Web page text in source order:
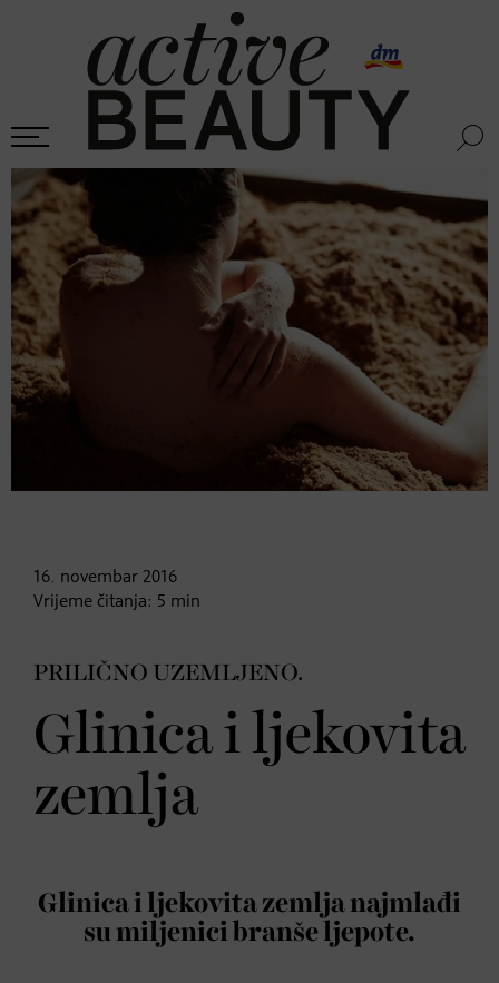
16. novembar 2016
Vrijeme čitanja: 5 min
PRILIČNO UZEMLJENO.
Glinica i ljekovita
zemlja
Glinica i ljekovita zemlja najmlađi
su miljenici branše ljepote.